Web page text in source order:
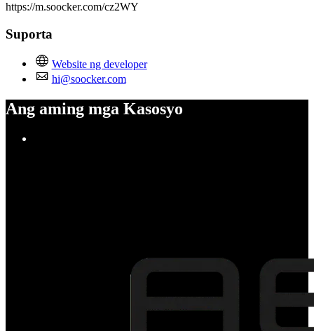
https://m.soocker.com/cz2WY
Suporta
Website ng developer
hi@soocker.com
Ang aming mga Kasosyo